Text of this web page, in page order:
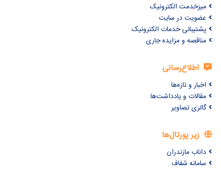
میزخدمت الکترونیک
عضویت در سایت
پشتیبانی خدمات الکترونیک
مناقصه و مزایده جاری
اطلاع‌رسانی
اخبار و تازه‌ها
مقالات و یادداشت‌ها
گالری تصاویر
زیر پورتال‌ها
داناب مازندران
سامانه شفاف